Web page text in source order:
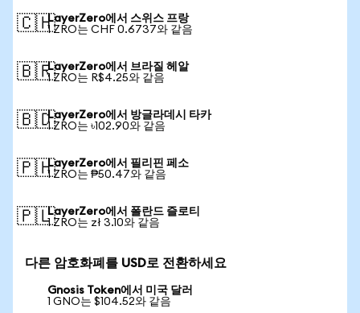
🇨🇭LayerZero에서 스위스 프랑
1 ZRO는 CHF 0.6737와 같음
🇧🇷LayerZero에서 브라질 헤알
1 ZRO는 R$4.25와 같음
🇧🇩LayerZero에서 방글라데시 타카
1 ZRO는 ৳102.90와 같음
🇵🇭LayerZero에서 필리핀 페소
1 ZRO는 ₱50.47와 같음
🇵🇱LayerZero에서 폴란드 즐로티
1 ZRO는 zł 3.10와 같음
다른 암호화폐를 USD로 전환하세요
Gnosis Token에서 미국 달러
1 GNO는 $104.52와 같음